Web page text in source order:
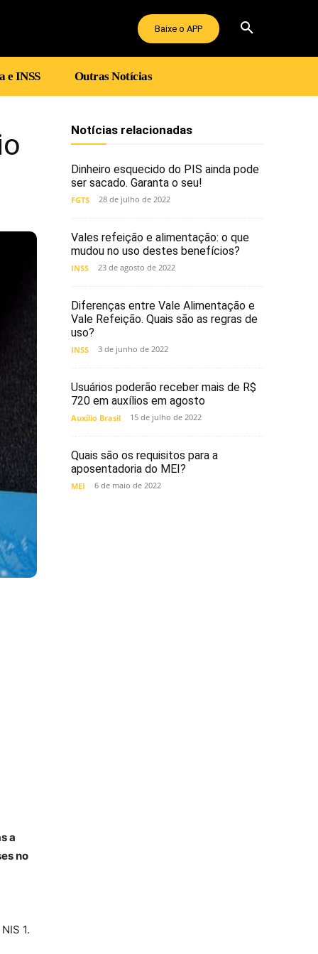
Baixe o APP
e INSS Outras Notícias
a
no
1.
Notícias relacionadas
Dinheiro esquecido do PIS ainda pode
ser sacado. Garanta o seu!
FGTS 28 de julho de 2022
Vales refeição e alimentação: o que
mudou no uso destes benefícios?
INSS 23 de agosto de 2022
Diferenças entre Vale Alimentação e
Vale Refeição. Quais são as regras de
uso?
INSS 3 de junho de 2022
Usuários poderão receber mais de R$
720 em auxílios em agosto
Auxílio Brasil 15 de julho de 2022
Quais são os requisitos para a
aposentadoria do MEI?
MEI 6 de maio de 2022